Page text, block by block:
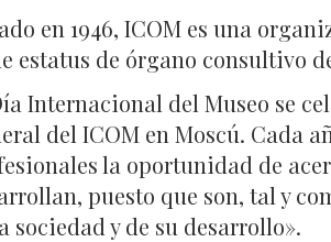
en 1946, ICOM es una
estatus de órgano consultivo
Internacional del Museo se
del ICOM en Moscú. Cada
la oportunidad de
puesto que son, tal y
sociedad y de su desarrollo».